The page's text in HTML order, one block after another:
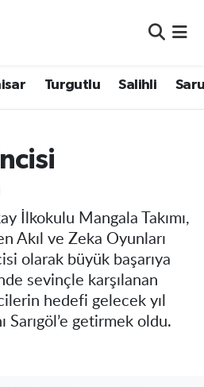
Turgutlu Salihli
İlkokulu Mangala Takımı,
Akıl ve Zeka Oyunları
olarak büyük başarıya
sevinçle karşılanan
hedefi gelecek yıl
Sarıgöl’e getirmek oldu.
Haritası
ve Fikstür